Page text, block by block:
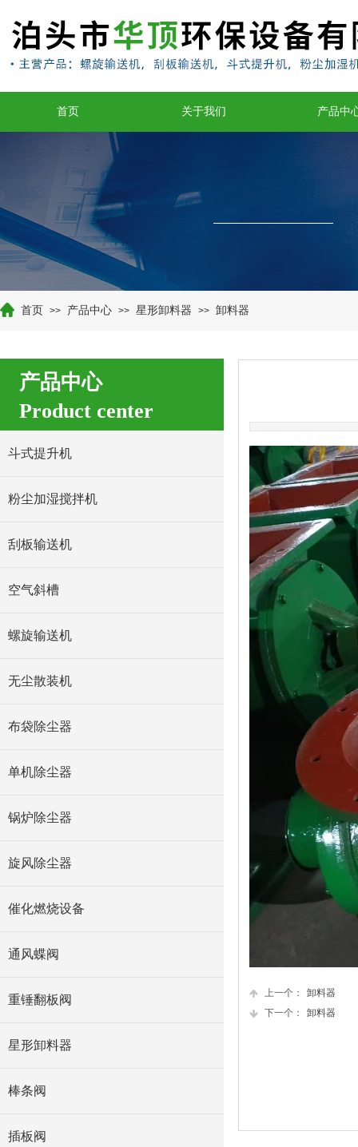
首页 关于我们 产品中
首页 >> 产品中心 >> 星形卸料器 >> 卸料器
产品中心
Product center
上一个：
卸料器
下一个：
卸料器
斗式提升机
粉尘加湿搅拌机
刮板输送机
空气斜槽
螺旋输送机
无尘散装机
布袋除尘器
单机除尘器
锅炉除尘器
旋风除尘器
催化燃烧设备
通风蝶阀
重锤翻板阀
星形卸料器
棒条阀
插板阀